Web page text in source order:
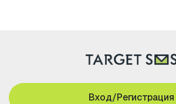
Вход/Регистрация